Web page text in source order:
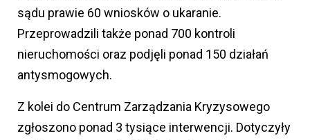
sądu prawie 60 wniosków o ukaranie.
Przeprowadzili także ponad 700 kontroli
nieruchomości oraz podjęli ponad 150 działań
antysmogowych.
Z kolei do Centrum Zarządzania Kryzysowego
zgłoszono ponad 3 tysiące interwencji. Dotyczyły